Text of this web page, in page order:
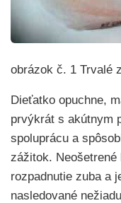
obrázok č. 1 Trvalé
Dieťatko opuchne,
prvýkrát s akútnym
spoluprácu a
zážitok.
rozpadnutie zuba a
nasledované